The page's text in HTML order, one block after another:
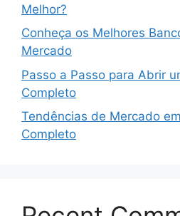
Melhor?
Conheça os Melhores
Mercado
Passo a Passo para Abrir
Completo
Tendências de Mercado
Completo